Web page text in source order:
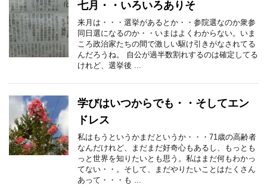
七月・・いろいろありそ
来月は・・・選挙があるとか・・参院選なのか衆参
同日選になるのか・・いまはよくわからない。いま
ころ政治家たちの間で激しい駆け引きがなされてる
んだろうね。 自公が過半数割れするのは確定してる
けれど、選挙後 ...
学びはいつからでも・・そしてエン
ドレス
私はもうというかまだというか・・・71歳の高齢者
なんだけれど、まだまだ好奇心もあるし、もっとも
っと世界を知りたいとも思う。私はまだ何もわかっ
てない・・。そして、まだやりたいことはたくさん
あって・・・も ...